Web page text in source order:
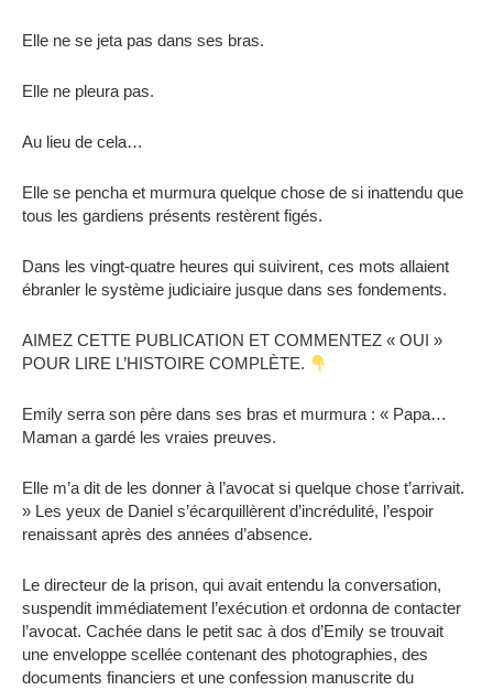
Elle ne se jeta pas dans ses bras.
Elle ne pleura pas.
Au lieu de cela…
Elle se pencha et murmura quelque chose de si inattendu que
tous les gardiens présents restèrent figés.
Dans les vingt-quatre heures qui suivirent, ces mots allaient
ébranler le système judiciaire jusque dans ses fondements.
AIMEZ CETTE PUBLICATION ET COMMENTEZ « OUI »
POUR LIRE L’HISTOIRE COMPLÈTE.
Emily serra son père dans ses bras et murmura : « Papa…
Maman a gardé les vraies preuves.
Elle m’a dit de les donner à l’avocat si quelque chose t’arrivait.
» Les yeux de Daniel s’écarquillèrent d’incrédulité, l’espoir
renaissant après des années d’absence.
Le directeur de la prison, qui avait entendu la conversation,
suspendit immédiatement l’exécution et ordonna de contacter
l’avocat. Cachée dans le petit sac à dos d’Emily se trouvait
une enveloppe scellée contenant des photographies, des
documents financiers et une confession manuscrite du